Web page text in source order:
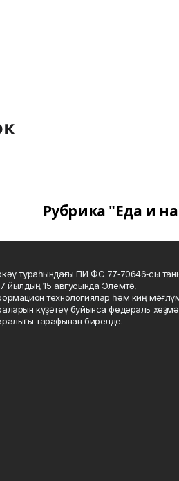
Рубрика "Еда и
тураһындағы ПИ ФС 77‑70646‑сы
йылдың 15 авгусында Элемтә,
технологиялар һәм киң
күҙәтеү буйынса федераль
тарафынан бирелде.